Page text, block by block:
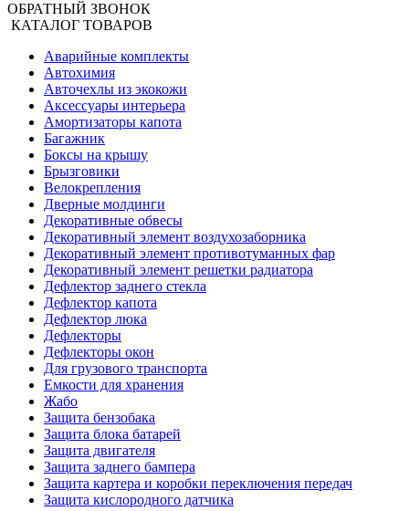
ОБРАТНЫЙ ЗВОНОК
КАТАЛОГ ТОВАРОВ
Аварийные комплекты
Автохимия
Авточехлы из экокожи
Аксессуары интерьера
Амортизаторы капота
Багажник
Боксы на крышу
Брызговики
Велокрепления
Дверные молдинги
Декоративные обвесы
Декоративный элемент воздухозаборника
Декоративный элемент противотуманных фар
Декоративный элемент решетки радиатора
Дефлектор заднего стекла
Дефлектор капота
Дефлектор люка
Дефлекторы
Дефлекторы окон
Для грузового транспорта
Емкости для хранения
Жабо
Защита бензобака
Защита блока батарей
Защита двигателя
Защита заднего бампера
Защита картера и коробки переключения передач
Защита кислородного датчика